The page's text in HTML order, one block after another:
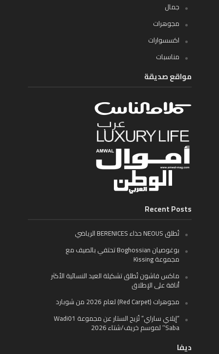
جمال
مجوهرات
اكسسوارات
مناسبات
مواقع صديقة
Recent Posts
تُطلق NEOUS حذاء BERENICES الرياضي
بوغوصيان Boghossian تحتفي بالصيف مع
مجموعة Kissing
ماكس فاشون تُطلق تشكيلة العيد النسائية الأكثر
أناقة على الإطلاق
مجوهرات (Red Carpet) لعام 2026 من شوبارد
“إيلاي ساراي” تُزيح الستار عن مجموعة Wadi01
‘Saba’ لموسم خريف/شتاء 2026
ديفا